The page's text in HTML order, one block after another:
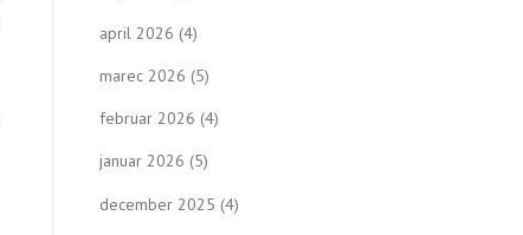
april 2026 (4)
marec 2026 (5)
februar 2026 (4)
januar 2026 (5)
december 2025 (4)